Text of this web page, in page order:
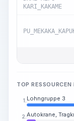
KARI_KAKAME
TOP
1. Lohngruppe 3
2. Autokrane,